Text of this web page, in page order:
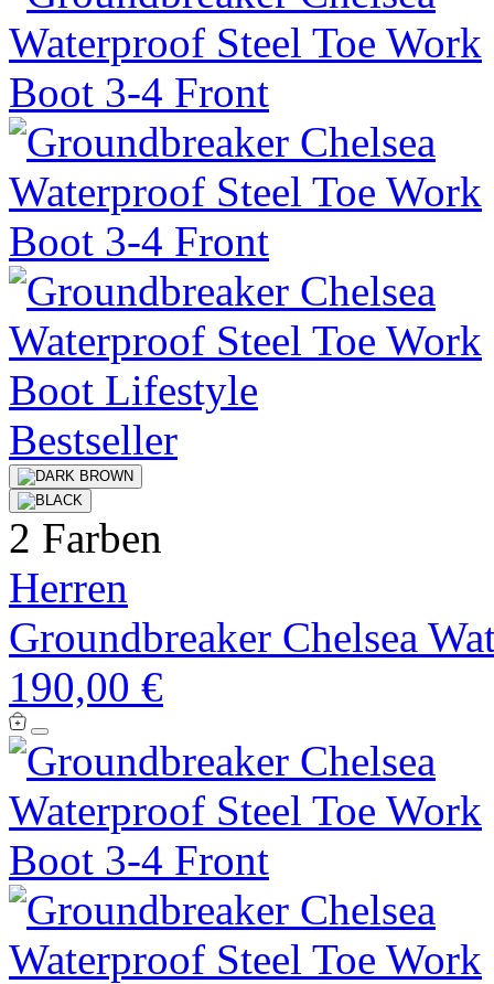
Bestseller
2 Farben
Herren
Groundbreaker Chelsea
190,00 €